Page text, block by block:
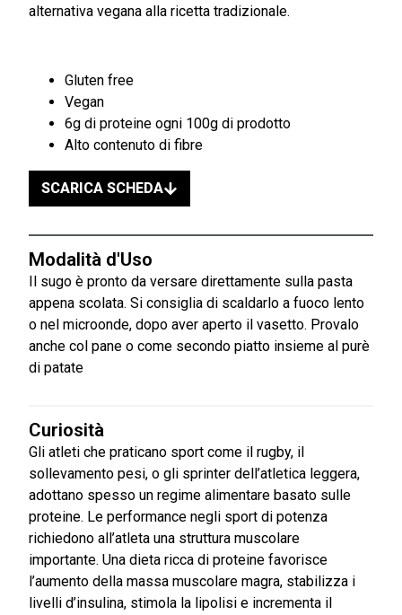
alternativa vegana alla ricetta tradizionale.
Gluten free
Vegan
6g di proteine ogni 100g di prodotto
Alto contenuto di fibre
SCARICA SCHEDA
Modalità d'Uso
Il sugo è pronto da versare direttamente sulla pasta
appena scolata. Si consiglia di scaldarlo a fuoco lento
o nel microonde, dopo aver aperto il vasetto. Provalo
anche col pane o come secondo piatto insieme al purè
di patate
Curiosità
Gli atleti che praticano sport come il rugby, il
sollevamento pesi, o gli sprinter dell’atletica leggera,
adottano spesso un regime alimentare basato sulle
proteine. Le performance negli sport di potenza
richiedono all’atleta una struttura muscolare
importante. Una dieta ricca di proteine favorisce
l’aumento della massa muscolare magra, stabilizza i
livelli d’insulina, stimola la lipolisi e incrementa il